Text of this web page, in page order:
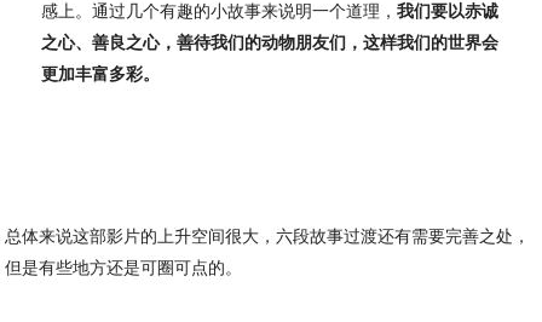
感上。通过几个有趣的小故事来说明一个道理，我们要以赤诚
之心、善良之心，善待我们的动物朋友们，这样我们的世界会
更加丰富多彩。
总体来说这部影片的上升空间很大，六段故事过渡还有需要完善之处，
但是有些地方还是可圈可点的。